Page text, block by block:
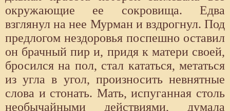
окружающие ее сокровища. Едва
взглянул на нее Мурман и вздрогнул. Под
предлогом нездоровья поспешно оставил
он брачный пир и, придя к матери своей,
бросился на пол, стал кататься, метаться
из угла в угол, произносить невнятные
слова и стонать. Мать, испуганная столь
необычайными действиями, думала